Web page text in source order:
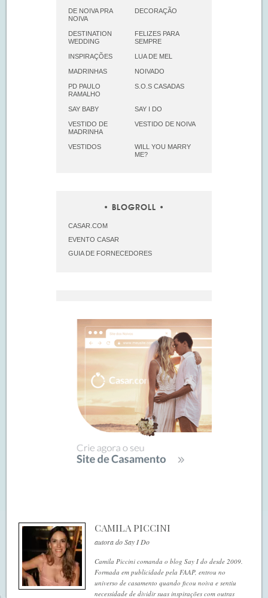
DE NOIVA PRA
NOIVA
DECORAÇÃO
DESTINATION
WEDDING
FELIZES PARA
SEMPRE
INSPIRAÇÕES LUA DE MEL
MADRINHAS NOIVADO
PD PAULO
RAMALHO
S.O.S CASADAS
SAY BABY SAY I DO
VESTIDO DE
MADRINHA
VESTIDO DE NOIVA
VESTIDOS
WILL YOU MARRY
ME?
BLOGROLL
CASAR.COM
EVENTO CASAR
GUIA DE FORNECEDORES
CAMILA PICCINI
autora do Say I Do
Camila Piccini comanda o blog Say I do desde 2009.
Formada em publicidade pela FAAP, entrou no
universo de casamento quando ficou noiva e sentiu
necessidade de dividir suas inspirações com outras